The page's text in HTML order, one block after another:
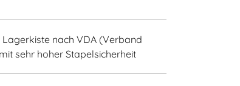
nach VDA (Verband
sehr hoher Stapelsicherheit